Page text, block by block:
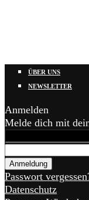
ÜBER UNS
NEWSLETTER
Anmelden
Melde dich mit
Passwort
Datenschutz